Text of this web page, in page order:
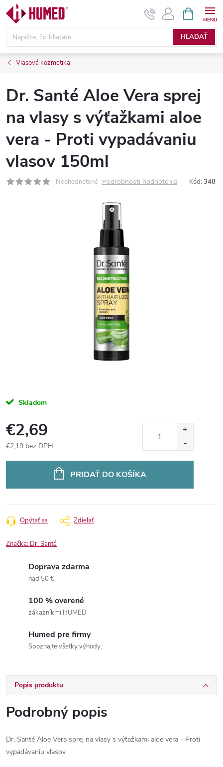
Prejsť
obsah
HĽADAŤ
KOŠÍK
Vlasová kozmetika
Dr. Santé Aloe Vera sprej
na vlasy s výťažkami aloe
vera - Proti vypadávaniu
vlasov 150ml
Neohodnotené Podrobnosti hodnotenia Kód: 348
Skladom
€2,69
€2,19 bez DPH
PRIDAŤ DO KOŠÍKA
Opýtať sa Zdieľať
Značka: Dr. Santé
Doprava zdarma
nad 50 €
100 % overené
zákazníkmi HUMED
Humed pre firmy
Spoznajte všetky výhody.
Popis produktu
Podrobný popis
Dr. Santé Aloe Vera sprej na vlasy s výťažkami aloe vera - Proti
vypadávaniu vlasov